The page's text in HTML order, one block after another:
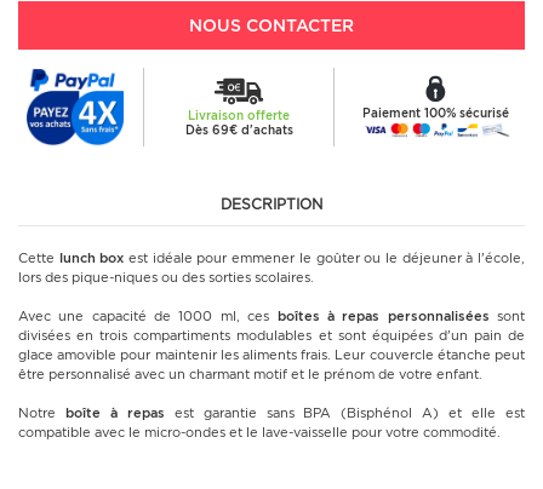
NOUS CONTACTER
Livraison offerte
Dès 69€ d'achats
Paiement 100% sécurisé
DESCRIPTION
Cette lunch box est idéale pour emmener le goûter ou le déjeuner à l'école,
lors des pique-niques ou des sorties scolaires.
Avec une capacité de 1000 ml, ces boîtes à repas personnalisées sont
divisées en trois compartiments modulables et sont équipées d'un pain de
glace amovible pour maintenir les aliments frais. Leur couvercle étanche peut
être personnalisé avec un charmant motif et le prénom de votre enfant.
Notre boîte à repas est garantie sans BPA (Bisphénol A) et elle est
compatible avec le micro-ondes et le lave-vaisselle pour votre commodité.